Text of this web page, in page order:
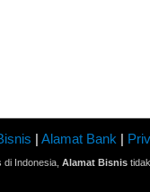
| Alamat Bank |
Indonesia, Alamat Bisnis